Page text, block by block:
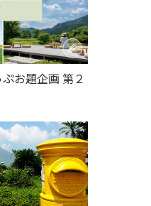
お題企画 第２